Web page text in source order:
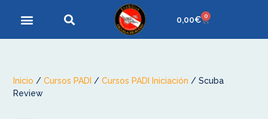
0,00€ 0
Inicio /Cursos PADI /Cursos PADI Iniciación / Scuba
Review